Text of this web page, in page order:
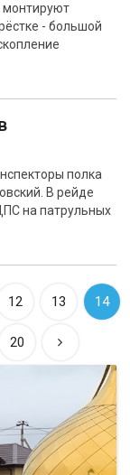
монтируют
- большой
полка
В рейде
на патрульных
12 13 14
20